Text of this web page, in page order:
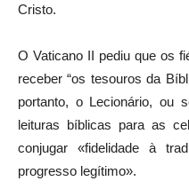
Cristo.
O Vaticano II pediu que os
receber “os tesouros da
portanto, o Lecionário, ou
leituras bíblicas para as
conjugar «fidelidade à
progresso legítimo».